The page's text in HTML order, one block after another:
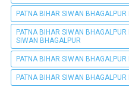
PATNA BIHAR SIWAN BHAGALPUR
PATNA BIHAR SIWAN
SIWAN BHAGALPUR
PATNA BIHAR SIWAN
PATNA BIHAR SIWAN BHAGALPUR